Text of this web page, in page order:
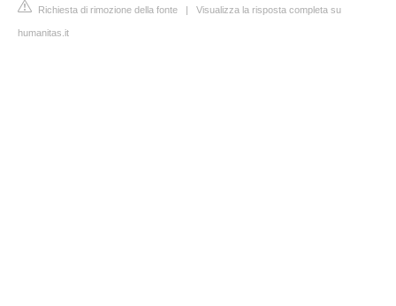
Richiesta di rimozione della fonte | Visualizza la risposta completa su
humanitas.it